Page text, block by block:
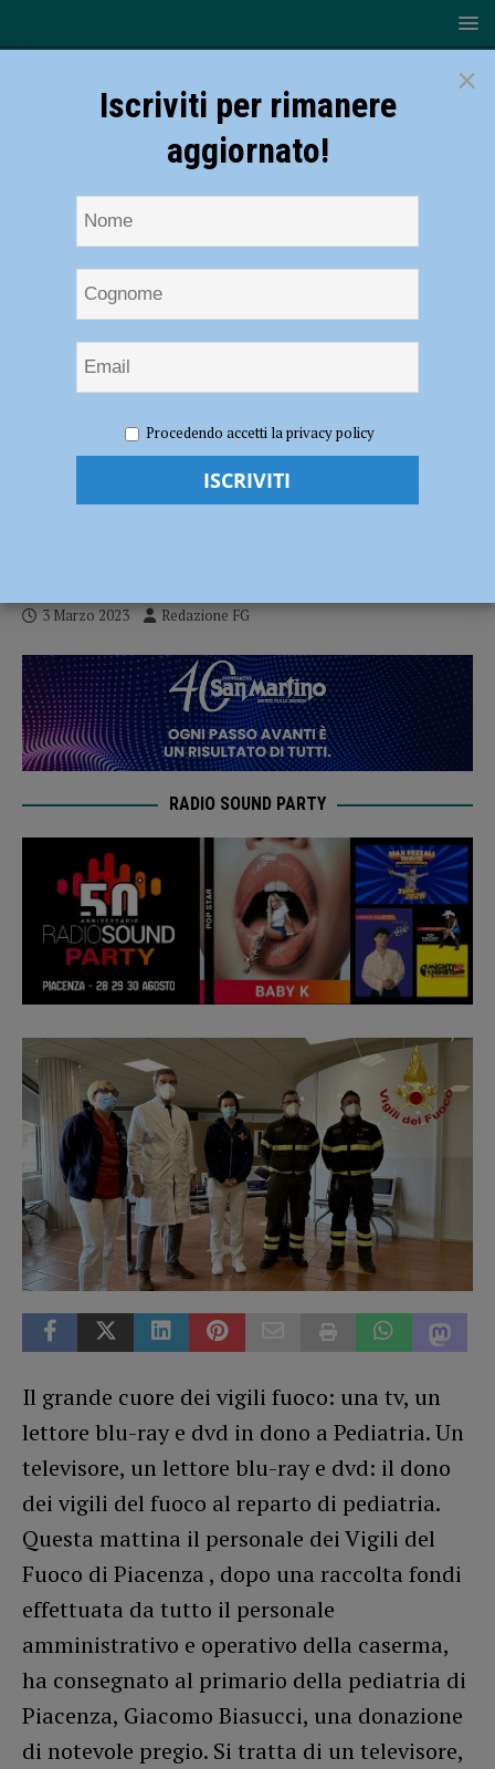
vigili del fuoco: una tv, un lettore blu-ray e dvd in dono a Pediatria
Il grande cuore dei vigili del fuoco: una tv,
3 Marzo 2023 Redazione FG
RADIO SOUND PARTY
Il grande cuore dei vigili fuoco: una tv, un
lettore blu-ray e dvd in dono a Pediatria. Un
televisore, un lettore blu-ray e dvd: il dono
dei vigili del fuoco al reparto di pediatria.
Questa mattina il personale dei Vigili del
Fuoco di Piacenza , dopo una raccolta fondi
effettuata da tutto il personale
amministrativo e operativo della caserma,
ha consegnato al primario della pediatria di
Piacenza, Giacomo Biasucci, una donazione
di notevole pregio. Si tratta di un televisore,
×
Iscriviti per rimanere
aggiornato!
Procedendo accetti la privacy policy